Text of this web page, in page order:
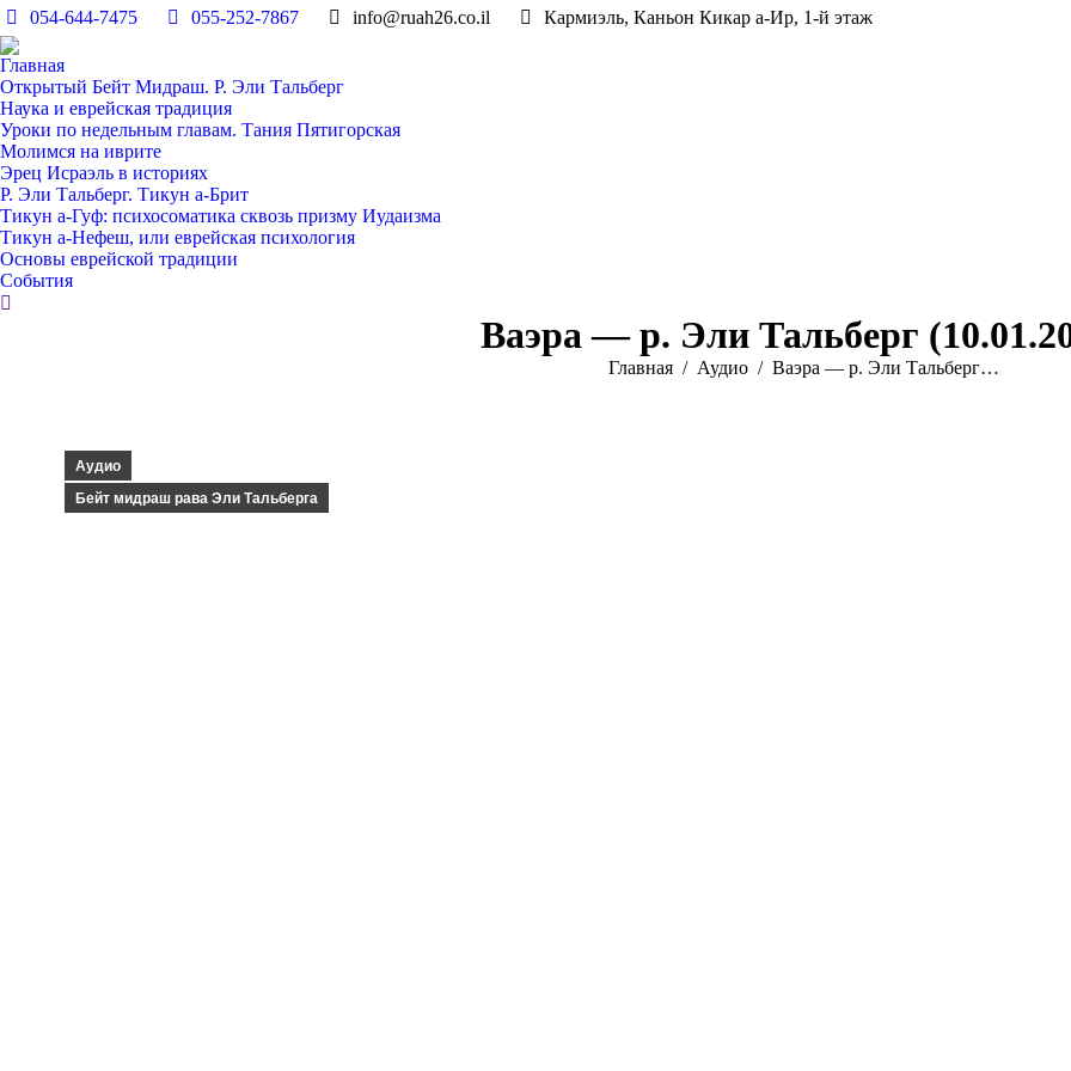
054-644-7475 055-252-7867 info@ruah26.co.il Кармиэль, Каньон Кикар а-Ир, 1-й этаж
Главная
Открытый Бейт Мидраш. Р. Эли Тальберг
Наука и еврейская традиция
Уроки по недельным главам. Тания Пятигорская
Молимся на иврите
Эрец Исраэль в историях
Р. Эли Тальберг. Тикун а-Брит
Тикун а-Гуф: психосоматика сквозь призму Иудаизма
Тикун а-Нефеш, или еврейская психология
Основы еврейской традиции
События
Поиск:
Ваэра — р. Эли Тальберг
Вы здесь:
Главная Аудио Ваэра — р. Эли Тальберг…
Аудио
Бейт мидраш рава Эли Тальберга